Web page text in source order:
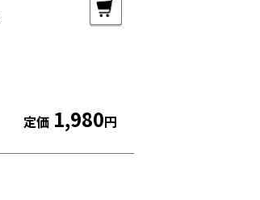
定価 1,980円